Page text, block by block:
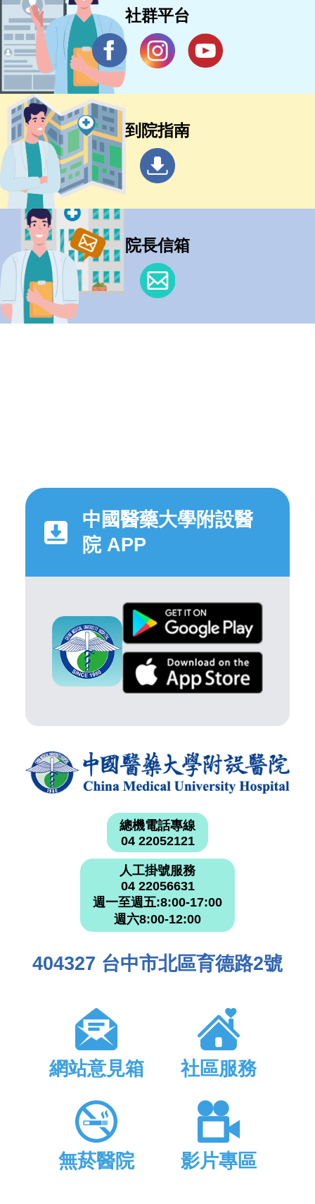
社群平台
到院指南
院長信箱
中國醫藥大學附設醫
院 APP
總機電話專線
04 22052121
人工掛號服務
04 22056631
週一至週五:8:00-17:00
週六8:00-12:00
404327 台中市北區育德路2號
網站意見箱 社區服務
無菸醫院 影片專區